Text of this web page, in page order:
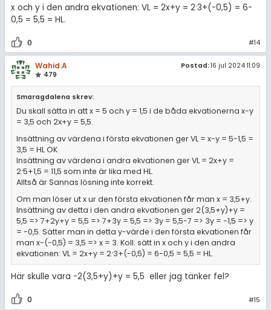
x och y i den andra ekvationen: VL = 2x+y = 2.3+(-0,5) = 6-
0,5 = 5,5 = HL.
0 #14
Wahid.A
479
Postad:16 jul 2024 11:09
Smaragdalena skrev:
Du skall sätta in att x = 5 och y = 1,5 i de båda ekvationerna x-y
= 3,5 och 2x+y = 5,5.
Insättning av värdena i första ekvationen ger VL = x-y = 5-1,5 =
3,5 = HL OK.
Insättning av värdena i andra ekvationen ger VL = 2x+y =
2.5+1,5 = 11,5 som inte är lika med HL.
Alltså är Sannas lösning inte korrekt.
Om man löser ut x ur den första ekvationen får man x = 3,5+y.
Insättning av detta i den andra ekvationen ger 2(3,5+y)+y =
5,5 => 7+2y+y = 5,5 => 7+3y = 5,5 => 3y = 5,5-7 => 3y = -1,5 => y
= -0,5. Sätter man in detta y-värde i den första ekvationen får
man x-(-0,5) = 3,5 => x = 3. Koll: sätt in x och y i den andra
ekvationen: VL = 2x+y = 2.3+(-0,5) = 6-0,5 = 5,5 = HL.
Här skulle vara -2(3,5+y)+y = 5,5 eller jag tänker fel?
0 #15